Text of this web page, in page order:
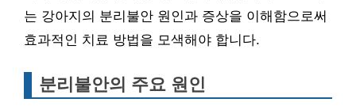
는 강아지의 분리불안 원인과 증상을 이해함으로써
효과적인 치료 방법을 모색해야 합니다.
분리불안의 주요 원인